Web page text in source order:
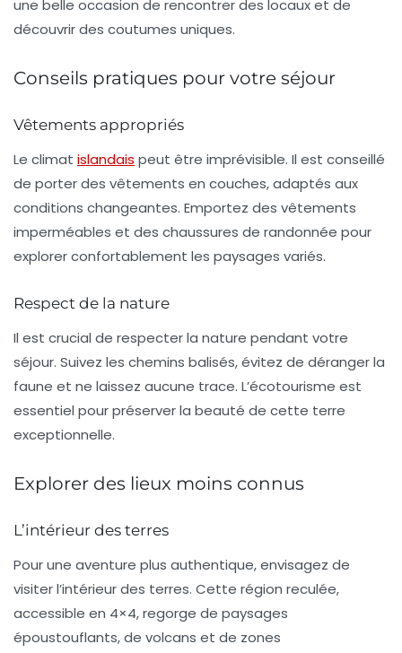
une belle occasion de rencontrer des locaux et de
découvrir des coutumes uniques.
Conseils pratiques pour votre séjour
Vêtements appropriés
Le climat islandais peut être imprévisible. Il est conseillé
de porter des vêtements en couches, adaptés aux
conditions changeantes. Emportez des vêtements
imperméables et des chaussures de randonnée pour
explorer confortablement les paysages variés.
Respect de la nature
Il est crucial de respecter la nature pendant votre
séjour. Suivez les chemins balisés, évitez de déranger la
faune et ne laissez aucune trace. L’écotourisme est
essentiel pour préserver la beauté de cette terre
exceptionnelle.
Explorer des lieux moins connus
L’intérieur des terres
Pour une aventure plus authentique, envisagez de
visiter l’intérieur des terres. Cette région reculée,
accessible en 4×4, regorge de paysages
époustouflants, de volcans et de zones